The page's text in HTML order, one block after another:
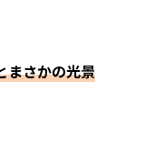
まさかの光景